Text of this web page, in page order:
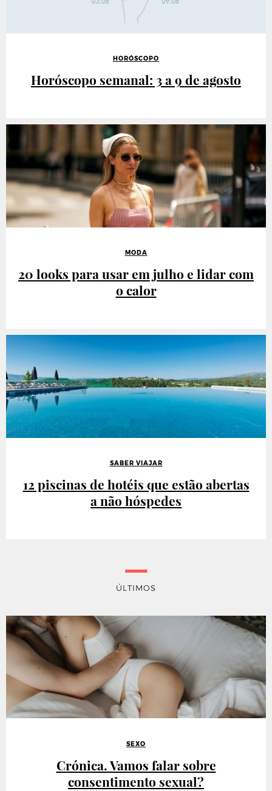
HORÓSCOPO
Horóscopo semanal: 3 a 9 de agosto
MODA
20 looks para usar em julho e lidar com
o calor
SABER VIAJAR
12 piscinas de hotéis que estão abertas
a não hóspedes
ÚLTIMOS
SEXO
Crónica. Vamos falar sobre
consentimento sexual?